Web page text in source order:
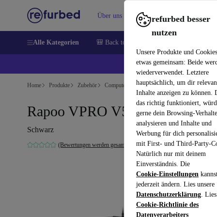
refurbed besser
nutzen
Unsere Produkte und
etwas gemeinsam: Beide
wiederverwendet. Letztere
hauptsächlich, um dir
Inhalte anzeigen zu können.
das richtig funktioniert,
gerne dein Browsing-
analysieren und Inhalte und
Werbung für dich
mit First- und Third-Party-
Natürlich nur mit deinem
Einverständnis. Die
Cookie-Einstellungen
jederzeit ändern. Lies unsere
Datenschutzerklärung.
Cookie-Richtlinie des
Datenverarbeiters
Über uns Verkaufen Hilfe
Alle Kategorien 🎒 Back to school
💰
Home Produkte Zubehör Computer Zubehör Tastaturen
Rapoo VPRO V52
Schwarz
(Bewertungen werden gesammelt)